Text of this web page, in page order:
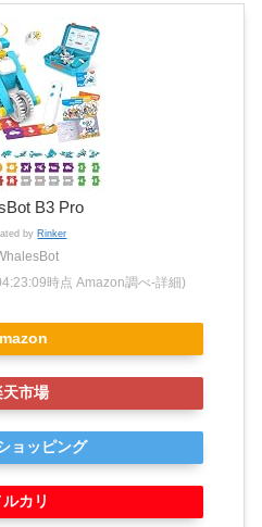
B3 Pro
by Rinker
時点 Amazon調べ-詳細)
天市場
ョッピング
ルカリ